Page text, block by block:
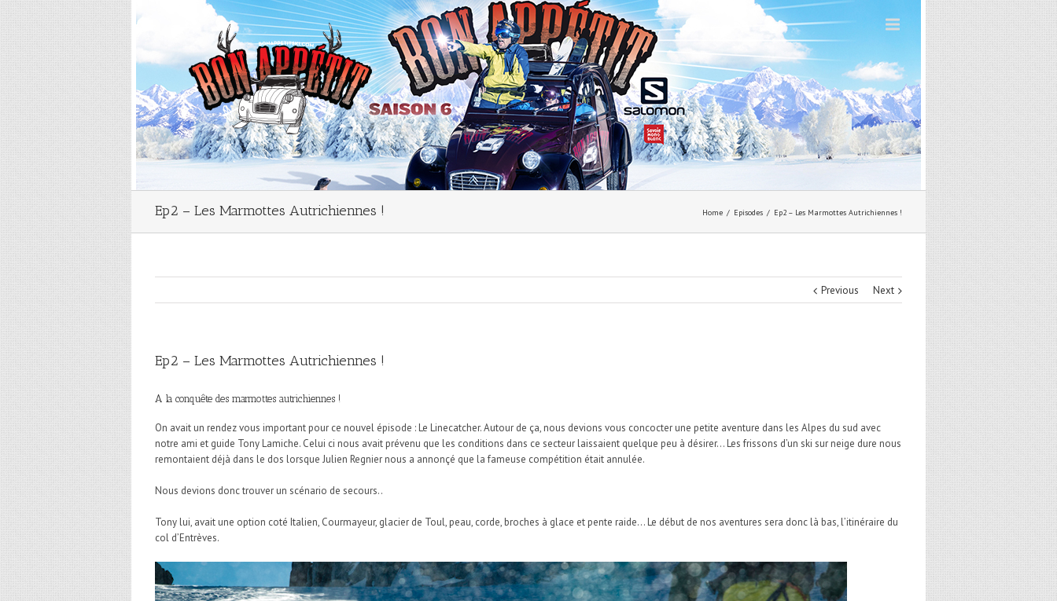
Ep2 – Les Marmottes Autrichiennes ! Home Episodes Ep2 – Les Marmottes Autrichiennes !
Previous Next
Ep2 – Les Marmottes Autrichiennes !
A la conquête des marmottes autrichiennes !
On avait un rendez vous important pour ce nouvel épisode : Le Linecatcher. Autour de ça, nous devions vous concocter une petite aventure dans les Alpes du sud avec
notre ami et guide Tony Lamiche. Celui ci nous avait prévenu que les conditions dans ce secteur laissaient quelque peu à désirer… Les frissons d’un ski sur neige dure nous
remontaient déjà dans le dos lorsque Julien Regnier nous a annonçé que la fameuse compétition était annulée.
Nous devions donc trouver un scénario de secours..
Tony lui, avait une option coté Italien, Courmayeur, glacier de Toul, peau, corde, broches à glace et pente raide… Le début de nos aventures sera donc là bas, l’itinéraire du
col d’Entrèves.